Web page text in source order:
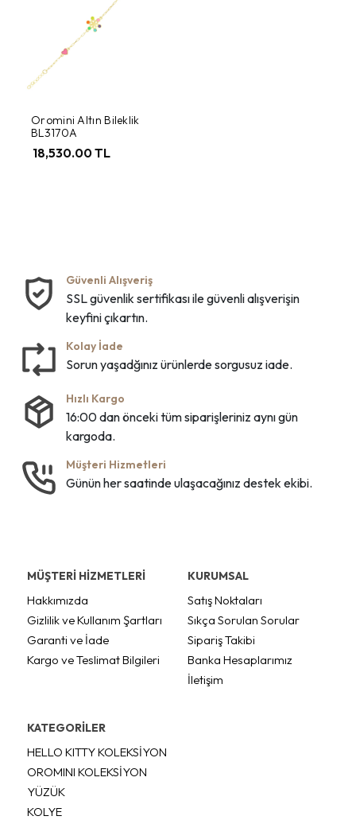
Oromini Altın Bileklik
BL3170A
18,530.00 TL
Güvenli Alışveriş
SSL güvenlik sertifikası ile güvenli alışverişin
keyfini çıkartın.
Kolay İade
Sorun yaşadğınız ürünlerde sorgusuz iade.
Hızlı Kargo
16:00 dan önceki tüm siparişleriniz aynı gün
kargoda.
Müşteri Hizmetleri
Günün her saatinde ulaşacağınız destek ekibi.
MÜŞTERİ HİZMETLERİ
Hakkımızda
Gizlilik ve Kullanım Şartları
Garanti ve İade
Kargo ve Teslimat Bilgileri
KURUMSAL
Satış Noktaları
Sıkça Sorulan Sorular
Sipariş Takibi
Banka Hesaplarımız
İletişim
KATEGORİLER
HELLO KITTY KOLEKSİYON
OROMINI KOLEKSİYON
YÜZÜK
KOLYE